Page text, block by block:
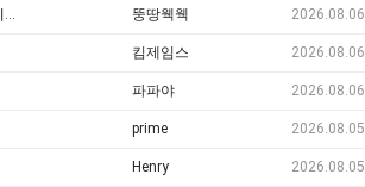
뚱땅웩웩 2026.08.06
킴제임스 2026.08.06
파파야 2026.08.06
prime 2026.08.05
Henry 2026.08.05